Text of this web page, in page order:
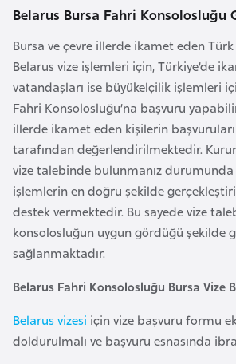
Belarus Bursa Fahri Konsolosluğu
Bursa ve çevre illerde ikamet eden
Belarus vize işlemleri için, Türkiye’de
vatandaşları ise büyükelçilik işlemleri
Fahri Konsolosluğu’na başvuru
illerde ikamet eden kişilerin
tarafından değerlendirilmektedir.
vize talebinde bulunmanız durumunda
işlemlerin en doğru şekilde
destek vermektedir. Bu sayede vize
konsolosluğun uygun gördüğü şekilde
sağlanmaktadır.
Belarus Fahri Konsolosluğu Bursa Vize
Belarus vizesi için vize başvuru formu
doldurulmalı ve başvuru esnasında
n
B
a
n
e
l
a